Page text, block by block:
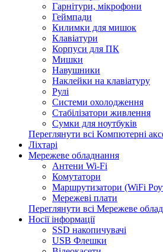
Гарнітури, мікрофони
Геймпади
Килимки для мишок
Клавіатури
Корпуси для ПК
Мишки
Навушники
Наклейки на клавіатуру
Рулі
Системи охолодження
Стабілізатори живлення
Сумки для ноутбуків
Переглянути всі Компютерні
Ліхтарі
Мережеве обладнання
Антени Wi-Fi
Комутатори
Маршрутизатори (WiFi
Мережеві плати
Переглянути всі Мережеве
Носії інформації
SSD накопичувачі
USB Флешки